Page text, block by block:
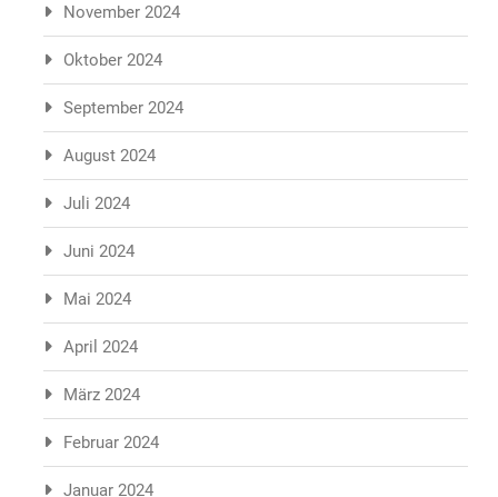
November 2024
Oktober 2024
September 2024
August 2024
Juli 2024
Juni 2024
Mai 2024
April 2024
März 2024
Februar 2024
Januar 2024